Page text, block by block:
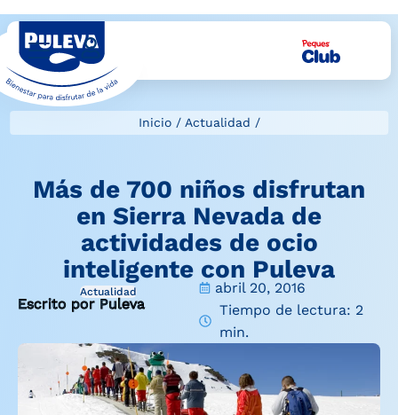
Inicio/ Actualidad /
Más de 700 niños disfrutan
en Sierra Nevada de
actividades de ocio
inteligente con Puleva
Actualidad
Escrito por Puleva
abril 20, 2016
Tiempo de lectura: 2
min.